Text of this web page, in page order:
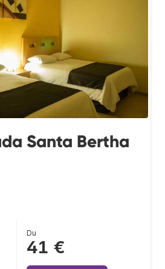
Santa Bertha
Du
41 €